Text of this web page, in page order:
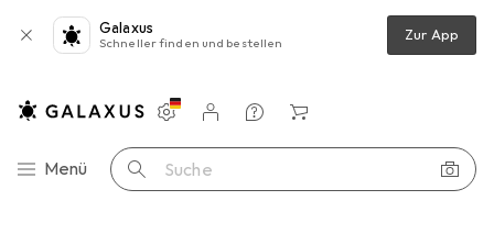
Galaxus
Schneller finden und bestellen Zur App
Navigation nach Kategorien
Menü Suche
Einstellungen
Kundenkonto
Vergleichslisten
Merklisten
Warenkorb